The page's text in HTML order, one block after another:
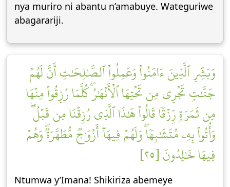
nya muriro ni abantu n’amabuye. Wateguriwe
abagarariji.
وَبَشِّرِ ٱلَّذِينَ ءَامَنُواْ وَعَمِلُواْ ٱلصَّٰلِحَٰتِ أَنَّ لَهُمۡ
جَنَّٰتٖ تَجۡرِي مِن تَحۡتِهَا ٱلۡأَنۡهَٰرُۖ كُلَّمَا رُزِقُواْ مِنۡهَا
مِن ثَمَرَةٖ رِّزۡقٗا قَالُواْ هَٰذَا ٱلَّذِي رُزِقۡنَا مِن قَبۡلُۖ
وَأُتُواْ بِهِۦ مُتَشَٰبِهٗاۖ وَلَهُمۡ فِيهَآ أَزۡوَٰجٞ مُّطَهَّرَةٞۖ وَهُمۡ
فِيهَا خَٰلِدُونَ [٢٥]
Ntumwa y’Imana! Shikiriza abemeye